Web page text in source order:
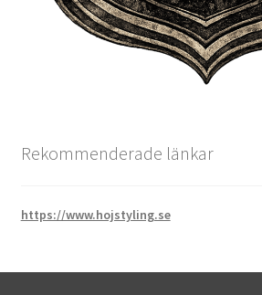
Rekommenderade länkar
https://www.hojstyling.se